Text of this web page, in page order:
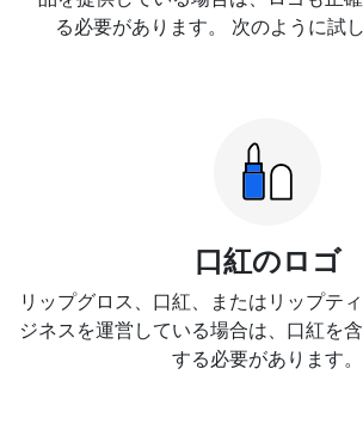
る必要があります。 次のように試
口紅のロゴ
リップグロス、口紅、またはリップテ
ジネスを運営している場合は、口紅を
する必要があります。